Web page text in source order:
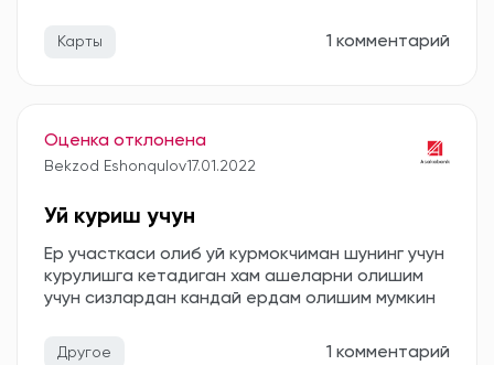
Карты 1 комментарий
Оценка отклонена
Bekzod Eshonqulov17.01.2022
Уй куриш учун
Ер участкаси олиб уй курмокчиман шунинг учун
курулишга кетадиган хам ашеларни олишим
учун сизлардан кандай ердам олишим мумкин
Другое 1 комментарий